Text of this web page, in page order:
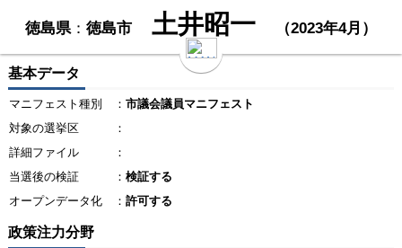
徳島県：徳島市 土井昭一 （2023年4月）
基本データ
マニフェスト種別 ： 市議会議員マニフェスト
対象の選挙区
：
詳細ファイル
：
当選後の検証
： 検証する
オープンデータ化
： 許可する
政策注力分野